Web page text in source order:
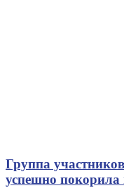
Группа
успешно